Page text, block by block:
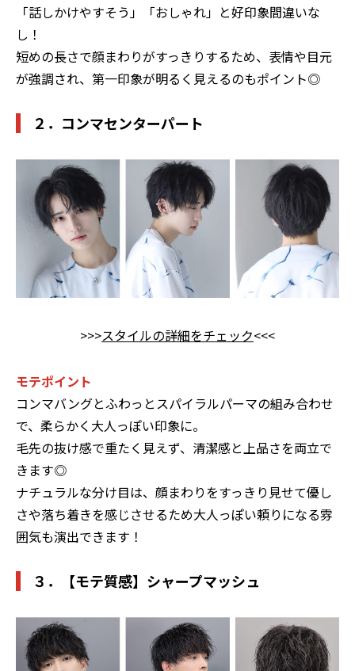
「話しかけやすそう」「おしゃれ」と好印象間違いな
し！
短めの長さで顔まわりがすっきりするため、表情や目元
が強調され、第一印象が明るく見えるのもポイント◎
２．コンマセンターパート
>>>スタイルの詳細をチェック<<<
モテポイント
コンマバングとふわっとスパイラルパーマの組み合わせ
で、柔らかく大人っぽい印象に。
毛先の抜け感で重たく見えず、清潔感と上品さを両立で
きます◎
ナチュラルな分け目は、顔まわりをすっきり見せて優し
さや落ち着きを感じさせるため大人っぽい頼りになる雰
囲気も演出できます！
３．【モテ質感】シャープマッシュ